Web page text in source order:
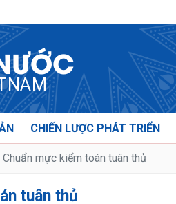
CHIẾN LƯỢC PHÁT TRIỂN
mực kiểm toán tuân thủ
tuân thủ